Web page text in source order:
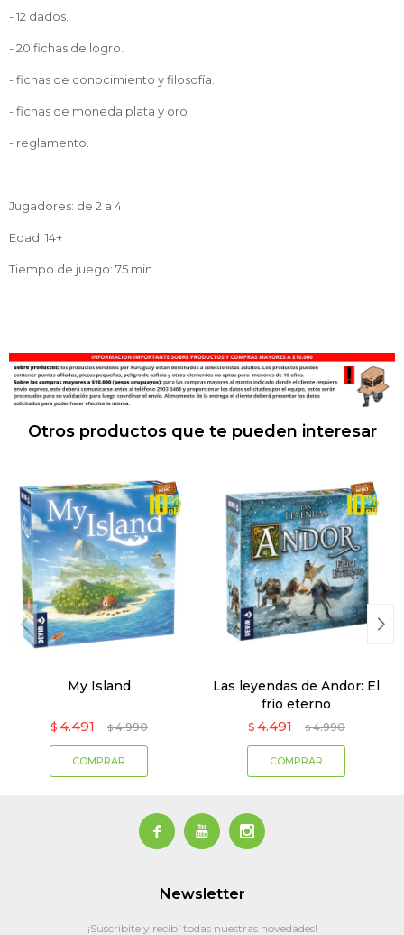
- 12 dados.
- 20 fichas de logro.
- fichas de conocimiento y filosofía.
- fichas de moneda plata y oro
- reglamento.
Jugadores: de 2 a 4
Edad: 14+
Tiempo de juego: 75 min
Otros productos que te pueden interesar
My Island
$ 4.491 $ 4.990
Las leyendas de Andor: El
frío eterno
$ 4.491 $ 4.990
  
Newsletter
¡Suscribite y recibí todas nuestras novedades!